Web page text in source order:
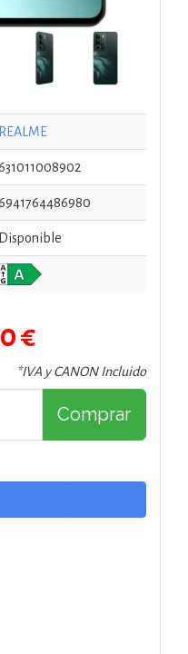
REALME
Disponible
€
*IVA y CANON Incluido
Comprar